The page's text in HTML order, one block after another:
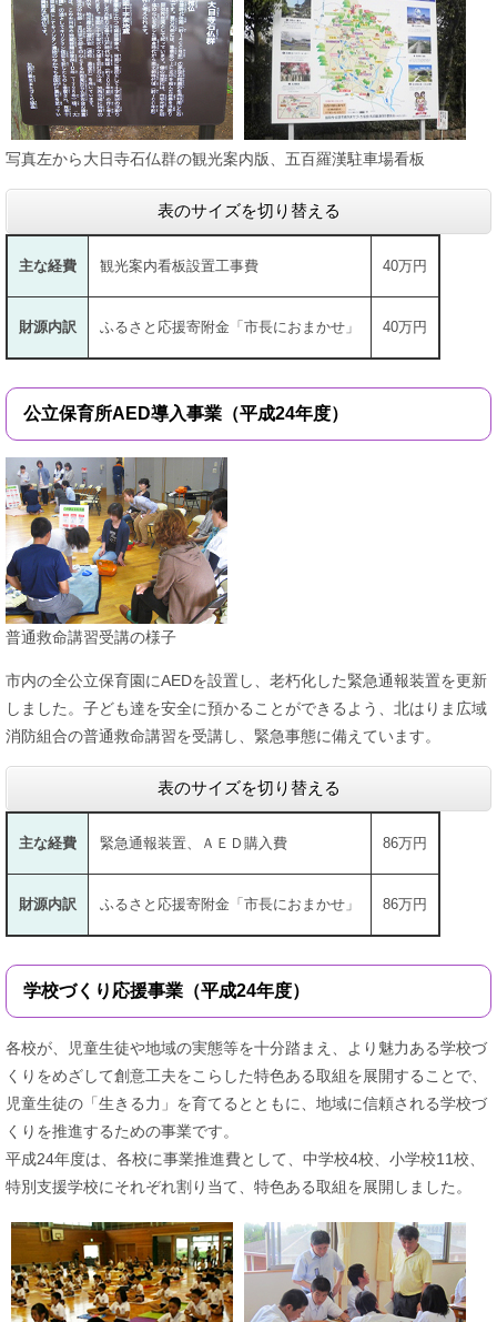
写真左から大日寺石仏群の観光案内版、五百羅漢駐車場看板
表のサイズを切り替える
主な経費 観光案内看板設置工事費 40万円
財源内訳 ふるさと応援寄附金「市長におまかせ」 40万円
公立保育所AED導入事業（平成24年度）
普通救命講習受講の様子
市内の全公立保育園にAEDを設置し、老朽化した緊急通報装置を更新
しました。子ども達を安全に預かることができるよう、北はりま広域
消防組合の普通救命講習を受講し、緊急事態に備えています。
表のサイズを切り替える
主な経費 緊急通報装置、ＡＥＤ購入費 86万円
財源内訳 ふるさと応援寄附金「市長におまかせ」 86万円
学校づくり応援事業（平成24年度）
各校が、児童生徒や地域の実態等を十分踏まえ、より魅力ある学校づ
くりをめざして創意工夫をこらした特色ある取組を展開することで、
児童生徒の「生きる力」を育てるとともに、地域に信頼される学校づ
くりを推進するための事業です。
平成24年度は、各校に事業推進費として、中学校4校、小学校11校、
特別支援学校にそれぞれ割り当て、特色ある取組を展開しました。